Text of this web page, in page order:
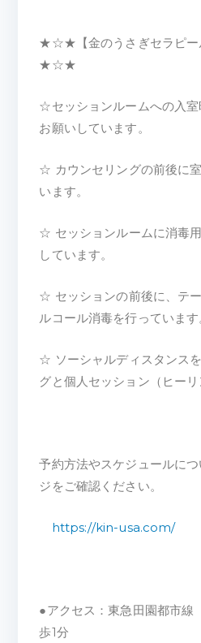
★☆★【金のうさぎセラピー
★☆★
☆セッションルームへの入
お願いしています。
☆ カウンセリングの前後に
います。
☆ セッションルームに消毒
しています。
☆ セッションの前後に、テ
ルコール消毒を行っています
☆ ソーシャルディスタンス
グと個人セッション（ヒーリ
予約方法やスケジュールに
ジをご確認ください。
https://kin-usa.com/
●アクセス：東急田園都市
歩1分